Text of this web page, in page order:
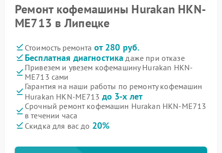
Ремонт кофемашины Hurakan HKN-
ME713 в Липецке
Стоимость ремонта от 280 руб.
Бесплатная диагностика даже при отказе
Привезем и увезем кофемашину Hurakan HKN-
ME713 сами
Гарантия на наши работы по ремонту кофемашин
Hurakan HKN-ME713 до 3-х лет
Срочный ремонт кофемашин Hurakan HKN-ME713
в течении часа
Скидка для вас до 20%